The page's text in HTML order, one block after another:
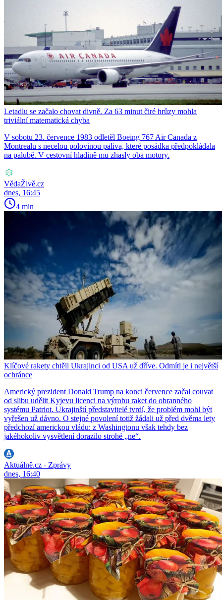
Letadlu se začalo chovat divně. Za 63 minut čiré hrůzy mohla
triviální matematická chyba
V sobotu 23. července 1983 odletěl Boeing 767 Air Canada z
Montrealu s necelou polovinou paliva, které posádka předpokládala
na palubě. V cestovní hladině mu zhasly oba motory.
VědaŽivě.cz
dnes, 16:45
4 min
Klíčové rakety chtěli Ukrajinci od USA už dříve. Odmítl je i největší
ochránce
Americký prezident Donald Trump na konci července začal couvat
od slibu udělit Kyjevu licenci na výrobu raket do obranného
systému Patriot. Ukrajinští představitelé tvrdí, že problém mohl být
vyřešen už dávno. O stejné povolení totiž žádali už před dvěma lety
předchozí americkou vládu: z Washingtonu však tehdy bez
jakéhokoliv vysvětlení dorazilo strohé „ne“.
Aktuálně.cz - Zprávy
dnes, 16:40